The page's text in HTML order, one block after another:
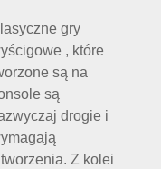
gry
, które
są na
są
drogie i
Z kolei